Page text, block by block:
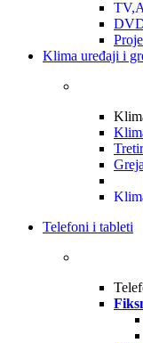
Klima uređaji i
Telefoni i tableti